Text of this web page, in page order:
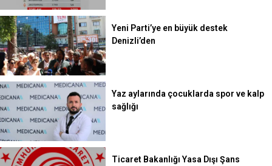
Yeni Parti’ye en büyük destek
Denizli’den
Yaz aylarında çocuklarda spor ve kalp
sağlığı
Ticaret Bakanlığı Yasa Dışı Şans